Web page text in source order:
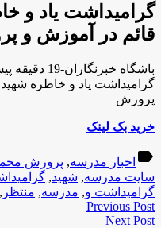
گرامیداشت یاد و
قائم در آموزش و
باشگاه خبرنگاران-19 دقیقه پیش
گرامیداشت یاد و خاطره
پرورش
خرید بک لینک
label اخبار مدرسه, پرورش
سایت مدرسه, شهید,
گرامیداشت و, مدرسه, منتظر ,
Previous Post
Next Post